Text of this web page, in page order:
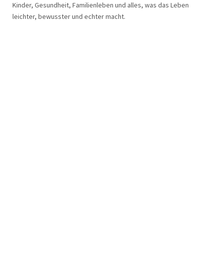
Kinder, Gesundheit, Familienleben und alles, was das Leben
leichter, bewusster und echter macht.